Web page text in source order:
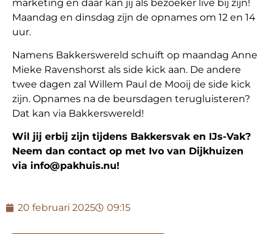
marketing en daar kan jij als bezoeker live bij zijn!
Maandag en dinsdag zijn de opnames om 12 en 14
uur.
Namens Bakkerswereld schuift op maandag Anne
Mieke Ravenshorst als side kick aan. De andere
twee dagen zal Willem Paul de Mooij de side kick
zijn. Opnames na de beursdagen terugluisteren?
Dat kan via Bakkerswereld!
Wil jij erbij zijn tijdens Bakkersvak en IJs-Vak?
Neem dan contact op met Ivo van Dijkhuizen
via info@pakhuis.nu!
20 februari 2025 09:15